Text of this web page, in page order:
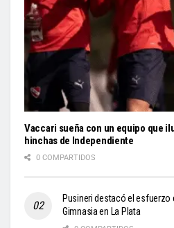
Vaccari sueña con un equipo que
hinchas de Independiente
0 COMPARTIDOS
Pusineri destacó el esfuerzo
Gimnasia en La Plata